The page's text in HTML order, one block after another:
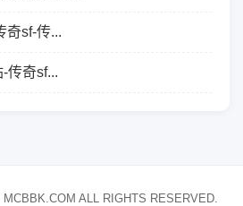
奇sf-传...
传奇sf...
ALL RIGHTS RESERVED.